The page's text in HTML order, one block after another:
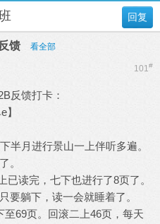
回复
馈 看全部
101#
反馈打卡：
半月进行景山一上伴听多遍。
。
已读完，七下也进行了8页了。
要躺下，读一会就睡着了。
69页。回滚二上46页，每天